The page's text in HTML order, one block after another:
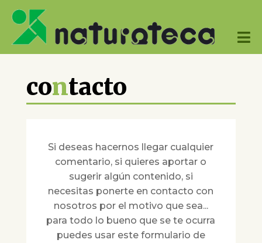

contacto
Si deseas hacernos llegar cualquier
comentario, si quieres aportar o
sugerir algún contenido, si
necesitas ponerte en contacto con
nosotros por el motivo que sea...
para todo lo bueno que se te ocurra
puedes usar este formulario de